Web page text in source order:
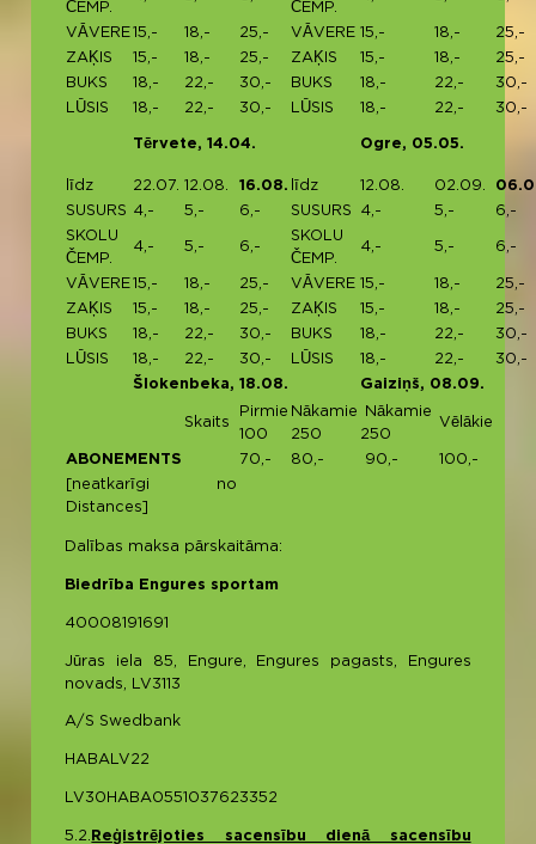
ČEMP.
ČEMP.
VĀVERE 15,- 18,- 25,- VĀVERE 15,- 18,-
25,-
ZAĶIS
15,- 18,- 25,- ZAĶIS 15,- 18,-
25,-
BUKS
18,- 22,- 30,- BUKS 18,- 22,-
30,-
LŪSIS
18,- 22,- 30,- LŪSIS 18,- 22,- 30,-
Tērvete, 14.04. Ogre, 05.05.
līdz 22.07. 12.08. 16.08. līdz 12.08. 02.09.
SUSURS
4,- 5,- 6,- SUSURS 4,- 5,-
6,-
SKOLU
ČEMP.
4,- 5,- 6,-
SKOLU
ČEMP.
4,- 5,- 6,-
VĀVERE 15,- 18,- 25,- VĀVERE 15,- 18,-
25,-
ZAĶIS
15,- 18,- 25,- ZAĶIS 15,- 18,-
25,-
BUKS
18,- 22,- 30,- BUKS 18,- 22,-
30,-
LŪSIS
18,- 22,- 30,- LŪSIS 18,- 22,-
30,-
Šlokenbeka, 18.08.
Gaiziņš, 08.09.
Skaits
Pirmie
100
Nākamie
250
Nākamie
250
Vēlākie
ABONEMENTS 70,- 80,- 90,-
100,-
[neatkarīgi no
Distances]
Dalības maksa pārskaitāma:
Biedrība Engures sportam
40008191691
Jūras iela 85, Engure, Engures pagasts, Engures
novads, LV3113
A/S Swedbank
HABALV22
LV30HABA0551037623352
5.2.
Reģistrējoties sacensību dienā sacensību